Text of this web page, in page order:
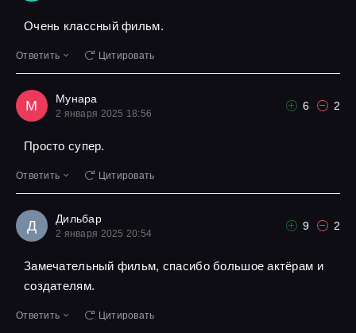
Очень классный фильм.
Ответить Цитировать
М Мунара
2 января 2025 18:56
6 2
Просто супер.
Ответить Цитировать
Д Дильбар
2 января 2025 20:54
9 2
Замечательный фильм, спасибо большое актёрам и
создателям.
Ответить Цитировать